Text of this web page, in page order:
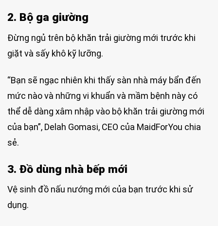
2. Bộ ga giường
Đừng ngủ trên bộ khăn trải giường mới trước khi
giặt và sấy khô kỹ lưỡng.
“Bạn sẽ ngạc nhiên khi thấy sàn nhà máy bẩn đến
mức nào và những vi khuẩn và mầm bệnh này có
thể dễ dàng xâm nhập vào bộ khăn trải giường mới
của bạn”, Delah Gomasi, CEO của MaidForYou chia
sẻ.
3. Đồ dùng nhà bếp mới
Vệ sinh đồ nấu nướng mới của bạn trước khi sử
dụng.